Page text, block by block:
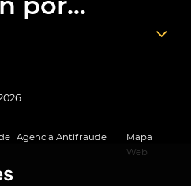
Agencia Antifraude
Mapa
Web